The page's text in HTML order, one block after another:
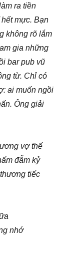
ra tiền
mực. Bạn
không rõ lắm
gia những
bar pub vũ
từ. Chỉ có
ai muốn ngồi
Ông giải
vợ thế
đẫm kỷ
tiếc
nhớ